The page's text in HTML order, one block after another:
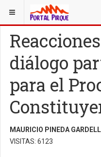
ESTÁ AQUÍ: NOTICIAS
diálogo
para el
MAURICIO PINEDA
VISITAS: 6123